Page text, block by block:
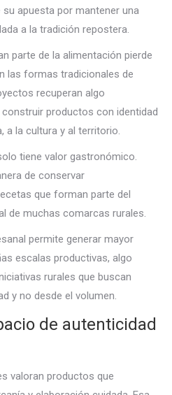
apuesta por mantener una
a la tradición repostera.
parte de la alimentación pierde
las formas tradicionales de
recuperan algo
productos con identidad
a la cultura y al territorio.
tiene valor gastronómico.
de conservar
que forman parte del
de muchas comarcas rurales.
permite generar mayor
escalas productivas, algo
rurales que buscan
y no desde el volumen.
de autenticidad
valoran productos que